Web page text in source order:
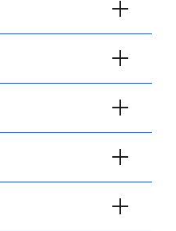
kadra naukowa
do
Evidence
WSB wyróżnia
co zapewnia
wysoko
Semestr
I, II stopnia
w Akademii WSB